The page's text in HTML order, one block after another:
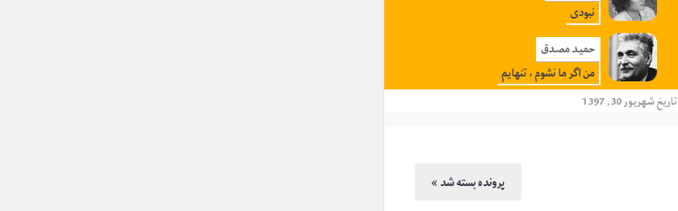
نبودی
حمید مصدق
من اگر ما نشوم ، تنهایم
تاریخ شهریور 30, 1397
« پرونده بسته شد